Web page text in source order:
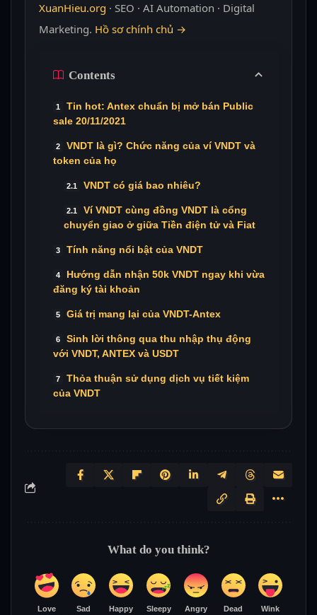
XuanHieu.org · SEO · AI Automation · Digital
Marketing. Hồ sơ chính chủ →
Contents
Tin hot: Antex chuẩn bị mở bán Public
sale 20/11/2021
VNDT là gì? Chức năng của ví VNDT và
token của họ
VNDT có giá bao nhiêu?
Ví VNDT cùng đồng VNDT là cổng
chuyển giao ở giữa Tiền điện tử và Fiat
Tính năng nổi bật của VNDT
Hướng dẫn nhận 50k VNDT ngay khi vừa
đăng ký tài khoản
Giá trị mang lại của VNDT-Antex
Sinh lời thông qua thu nhập thụ động
với VNDT, ANTEX và USDT
Thỏa thuận sử dụng dịch vụ tiết kiệm
của VNDT
What do you think?
Love Sad Happy Sleepy Angry Dead Wink